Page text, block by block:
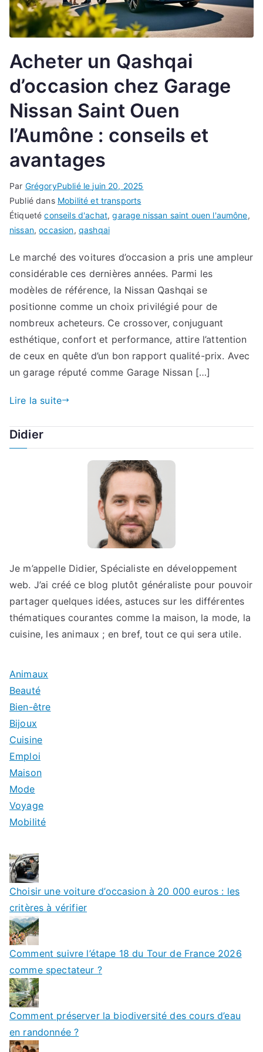
Acheter un Qashqai
d’occasion chez Garage
Nissan Saint Ouen
l’Aumône : conseils et
avantages
Par GrégoryPublié le juin 20, 2025
Publié dans Mobilité et transports
Étiquetéconseils d'achat,garage nissan saint ouen l'aumône,
nissan,occasion, qashqai
Le marché des voitures d’occasion a pris une ampleur
considérable ces dernières années. Parmi les
modèles de référence, la Nissan Qashqai se
positionne comme un choix privilégié pour de
nombreux acheteurs. Ce crossover, conjuguant
esthétique, confort et performance, attire l’attention
de ceux en quête d’un bon rapport qualité-prix. Avec
un garage réputé comme Garage Nissan […]
Lire la suite
Didier
Je m’appelle Didier, Spécialiste en développement
web. J’ai créé ce blog plutôt généraliste pour pouvoir
partager quelques idées, astuces sur les différentes
thématiques courantes comme la maison, la mode, la
cuisine, les animaux ; en bref, tout ce qui sera utile.
Animaux
Beauté
Bien-être
Bijoux
Cuisine
Emploi
Maison
Mode
Voyage
Mobilité
Choisir une voiture d’occasion à 20 000 euros : les
critères à vérifier
Comment suivre l’étape 18 du Tour de France 2026
comme spectateur ?
Comment préserver la biodiversité des cours d’eau
en randonnée ?